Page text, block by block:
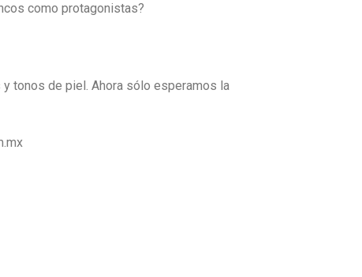
como protagonistas?
tonos de piel. Ahora sólo esperamos la